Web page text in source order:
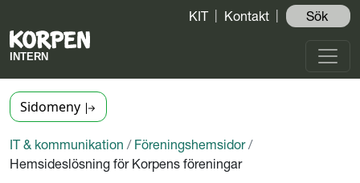
KIT Kontakt Sök ️
Sidomeny
IT & kommunikation / Föreningshemsidor /
Hemsideslösning för Korpens föreningar